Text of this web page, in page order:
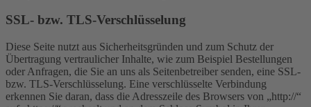
SSL- bzw. TLS-Verschlüsselung
Diese Seite nutzt aus Sicherheitsgründen und zum Schutz der
Übertragung vertraulicher Inhalte, wie zum Beispiel Bestellungen
oder Anfragen, die Sie an uns als Seitenbetreiber senden, eine SSL-
bzw. TLS-Verschlüsselung. Eine verschlüsselte Verbindung
erkennen Sie daran, dass die Adresszeile des Browsers von „http://“